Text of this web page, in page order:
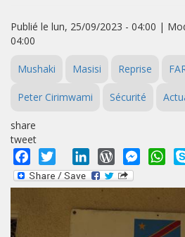
Publié le lun, 25/09/2023 - 04:00 |
04:00
Mushaki Masisi Reprise
Peter Cirimwami Sécurité
share
tweet
Facebook
Twitter LinkedInWordPress